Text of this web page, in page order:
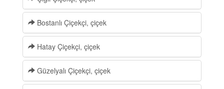
Bostanlı Çiçekçi, çiçek
Hatay Çiçekçi, çiçek
Güzelyalı Çiçekçi, çiçek